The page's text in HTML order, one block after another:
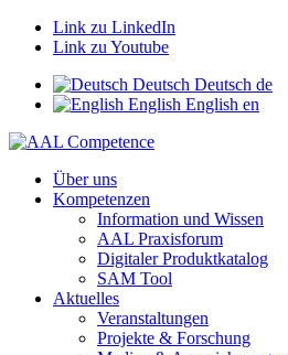
Link zu LinkedIn
Link zu Youtube
Deutsch Deutsch de
English English en
Über uns
Kompetenzen
Information und Wissen
AAL Praxisforum
Digitaler Produktkatalog
SAM Tool
Aktuelles
Veranstaltungen
Projekte & Forschung